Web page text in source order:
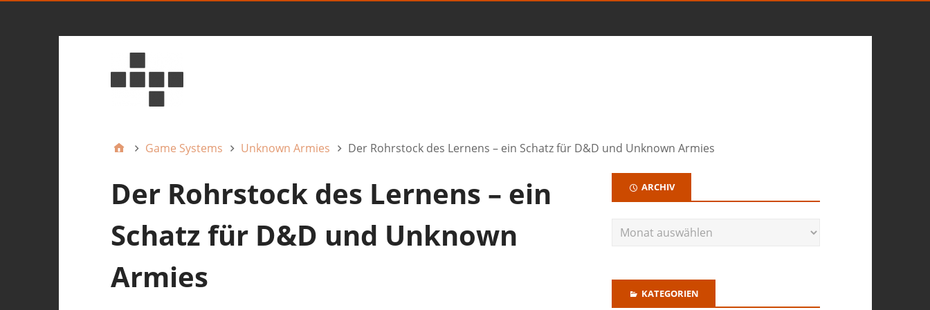
Game Systems Unknown Armies Der Rohrstock des Lernens – ein Schatz für D&D und Unknown Armies
Der Rohrstock des Lernens – ein
Schatz für D&D und Unknown
Armies
ARCHIV
KATEGORIEN